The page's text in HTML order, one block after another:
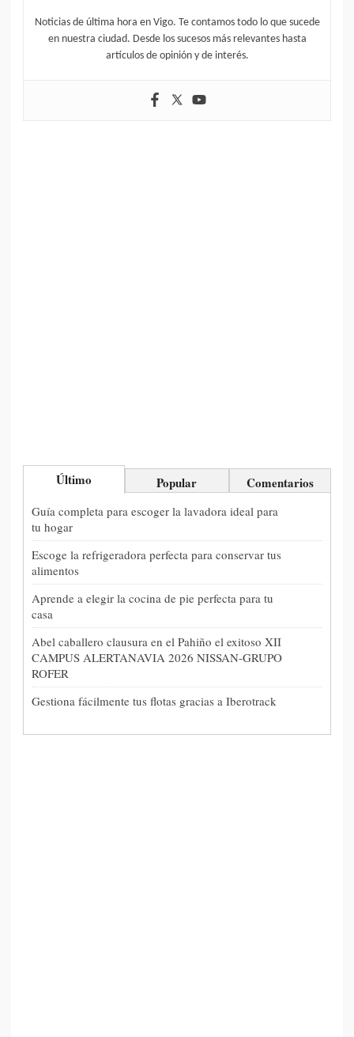
Noticias de última hora en Vigo. Te contamos todo lo que sucede
en nuestra ciudad. Desde los sucesos más relevantes hasta
artículos de opinión y de interés.
Último Popular Comentarios
Guía completa para escoger la lavadora ideal para
tu hogar
Escoge la refrigeradora perfecta para conservar tus
alimentos
Aprende a elegir la cocina de pie perfecta para tu
casa
Abel caballero clausura en el Pahiño el exitoso XII
CAMPUS ALERTANAVIA 2026 NISSAN-GRUPO
ROFER
Gestiona fácilmente tus flotas gracias a Iberotrack